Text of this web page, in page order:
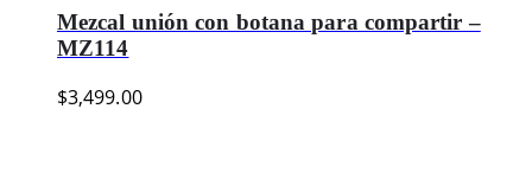
Mezcal unión con botana para compartir –
MZ114
$3,499.00